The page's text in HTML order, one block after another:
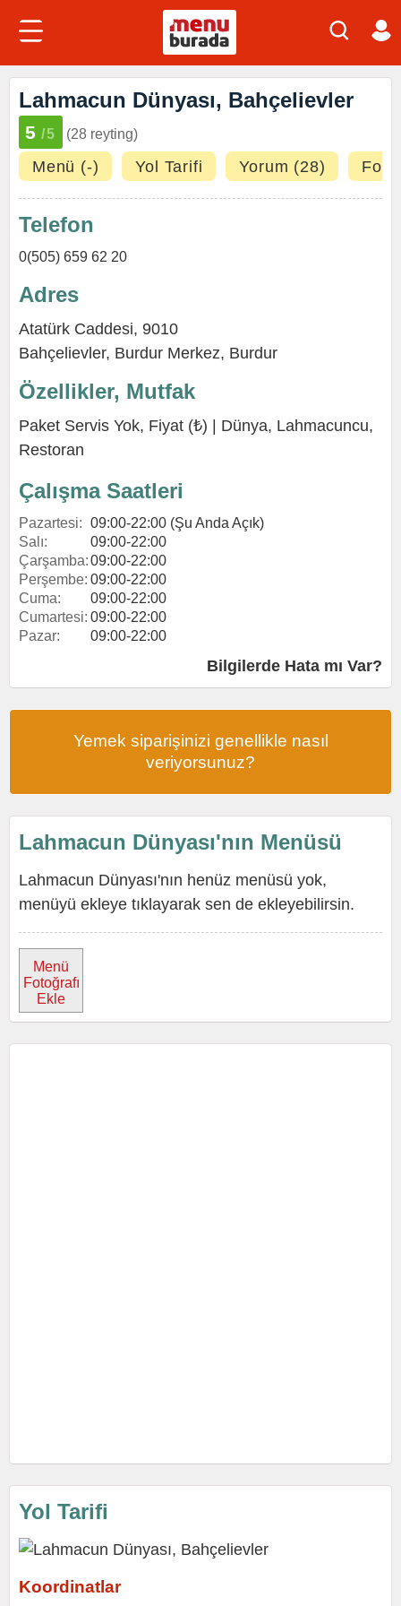
Lahmacun Dünyası, Bahçelievler
5 /5 (28 reyting)
Menü (-) Yol Tarifi Yorum (28)
Telefon
0(505) 659 62 20
Adres
Atatürk Caddesi, 9010
Bahçelievler, Burdur Merkez, Burdur
Özellikler, Mutfak
Paket Servis Yok, Fiyat (₺) | Dünya, Lahmacuncu,
Restoran
Çalışma Saatleri
Pazartesi: 09:00-22:00 (Şu Anda Açık)
Salı:
09:00-22:00
Çarşamba:09:00-22:00
Perşembe: 09:00-22:00
Cuma:
09:00-22:00
Cumartesi: 09:00-22:00
Pazar:
09:00-22:00
Bilgilerde Hata mı Var?
Yemek siparişinizi genellikle nasıl
veriyorsunuz?
Lahmacun Dünyası'nın Menüsü
Lahmacun Dünyası'nın henüz menüsü yok,
menüyü ekleye tıklayarak sen de ekleyebilirsin.
Menü
Fotoğrafı
Ekle
Yol Tarifi
Koordinatlar